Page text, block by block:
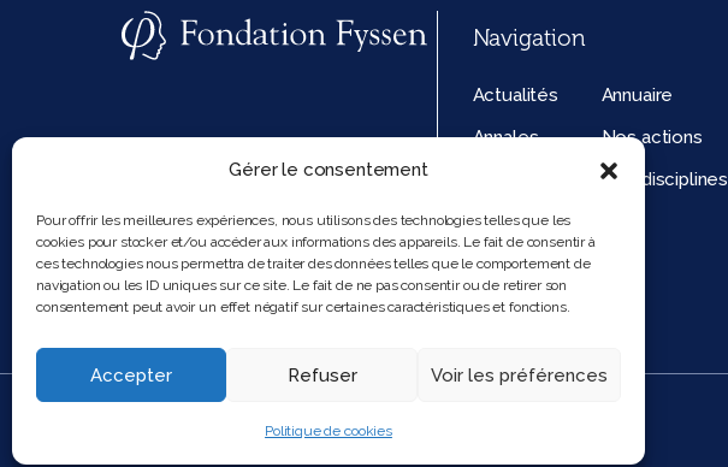
Gérer le consentement
Pour offrir les meilleures expériences, nous utilisons des technologies telles que les
cookies pour stocker et/ou accéder aux informations des appareils. Le fait de consentir à
ces technologies nous permettra de traiter des données telles que le comportement de
navigation ou les ID uniques sur ce site. Le fait de ne pas consentir ou de retirer son
consentement peut avoir un effet négatif sur certaines caractéristiques et fonctions.
Accepter Refuser Voir les préférences
Politique de cookies
Navigation
Actualités
Annuaire
Annales
Nos actions
Nos disciplines
Politique de
cookies (UE)